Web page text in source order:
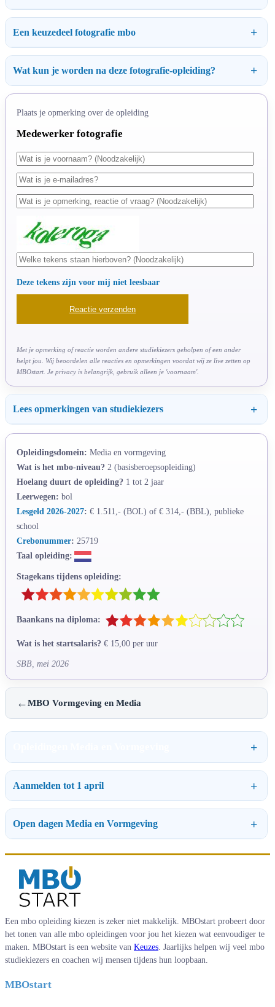
Een keuzedeel fotografie mbo
Wat kun je worden na deze fotografie-opleiding?
Plaats je opmerking over de opleiding
Medewerker fotografie
Deze tekens zijn voor mij niet leesbaar
Met je opmerking of reactie worden andere studiekiezers geholpen of een ander
helpt jou. Wij beoordelen alle reacties en opmerkingen voordat wij ze live zetten op
MBOstart. Je privacy is belangrijk, gebruik alleen je 'voornaam'.
Lees opmerkingen van studiekiezers
Opleidingsdomein: Media en vormgeving
Wat is het mbo-niveau? 2 (basisberoepsopleiding)
Hoelang duurt de opleiding? 1 tot 2 jaar
Leerwegen: bol
Lesgeld 2026-2027: € 1.511,- (BOL) of € 314,- (BBL), publieke
school
Crebonummer: 25719
Taal opleiding:
Stagekans tijdens opleiding:
Baankans na diploma:
Wat is het startsalaris? € 15,00 per uur
SBB, mei 2026
←MBO Vormgeving en Media
Aanmelden tot 1 april
Open dagen Media en Vormgeving
Een mbo opleiding kiezen is zeker niet makkelijk. MBOstart probeert door
het tonen van alle mbo opleidingen voor jou het kiezen wat eenvoudiger te
maken. MBOstart is een website van Keuzes . Jaarlijks helpen wij veel mbo
studiekiezers en coachen wij mensen tijdens hun loopbaan.
MBOstart